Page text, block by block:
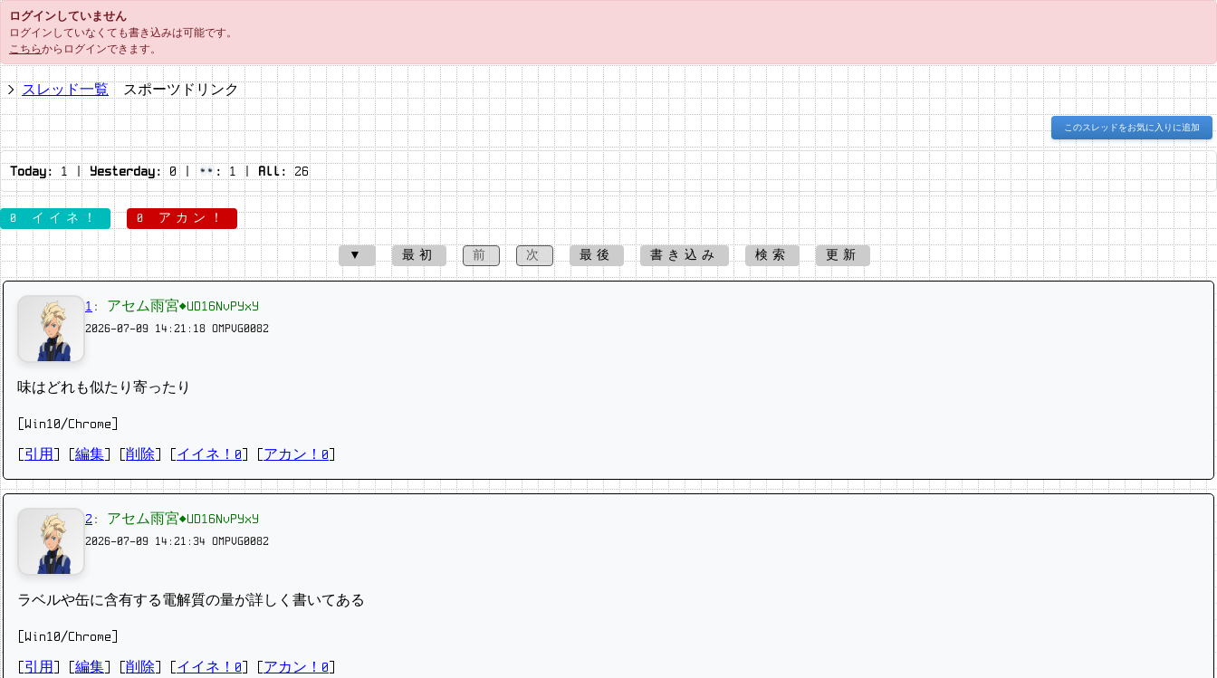
ログインしていません
ログインしていなくても書き込みは可能です。
こちらからログインできます。
スレッド一覧 スポーツドリンク
このスレッドをお気に入りに追加
Today: 1 | Yesterday:0 | : 1 | All: 26
0 イイネ！ 0 アカン！
▼ 最初 前 次 最後 書き込み 検索 更新
1 : アセム雨宮◆UD16NvPYxY
2026-07-09 14:21:18 OMPVG0082
味はどれも似たり寄ったり
[Win10/Chrome]
引用 編集 削除 イイネ！0 アカン！0
2 : アセム雨宮◆UD16NvPYxY
2026-07-09 14:21:34 OMPVG0082
ラベルや缶に含有する電解質の量が詳しく書いてある
[Win10/Chrome]
引用 編集 削除 イイネ！0 アカン！0